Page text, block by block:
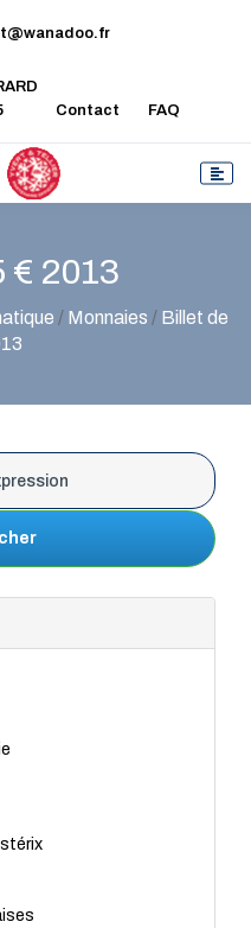
Contact FAQ
€ 2013
/ Monnaies / Billet de